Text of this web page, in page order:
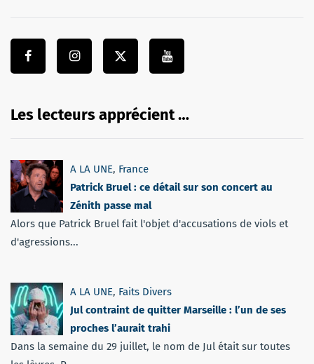
Les lecteurs apprécient …
A LA UNE, France
Patrick Bruel : ce détail sur son concert au
Zénith passe mal
Alors que Patrick Bruel fait l'objet d'accusations de viols et
d'agressions...
A LA UNE, Faits Divers
Jul contraint de quitter Marseille : l’un de ses
proches l’aurait trahi
Dans la semaine du 29 juillet, le nom de Jul était sur toutes